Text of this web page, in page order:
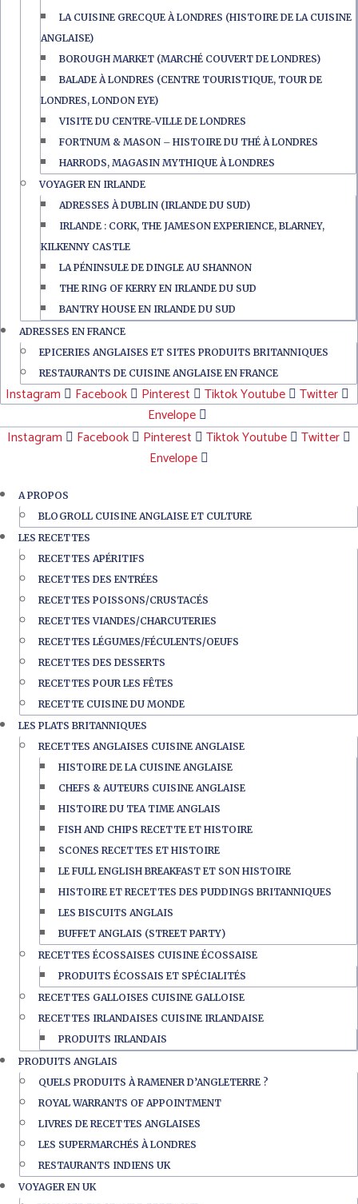
LA CUISINE GRECQUE À LONDRES (HISTOIRE DE LA CUISINE
ANGLAISE)
BOROUGH MARKET (MARCHÉ COUVERT DE LONDRES)
BALADE À LONDRES (CENTRE TOURISTIQUE, TOUR DE
LONDRES, LONDON EYE)
VISITE DU CENTRE-VILLE DE LONDRES
FORTNUM & MASON – HISTOIRE DU THÉ À LONDRES
HARRODS, MAGASIN MYTHIQUE À LONDRES
VOYAGER EN IRLANDE
ADRESSES À DUBLIN (IRLANDE DU SUD)
IRLANDE : CORK, THE JAMESON EXPERIENCE, BLARNEY,
KILKENNY CASTLE
LA PÉNINSULE DE DINGLE AU SHANNON
THE RING OF KERRY EN IRLANDE DU SUD
BANTRY HOUSE EN IRLANDE DU SUD
ADRESSES EN FRANCE
EPICERIES ANGLAISES ET SITES PRODUITS BRITANNIQUES
RESTAURANTS DE CUISINE ANGLAISE EN FRANCE
Instagram Facebook Pinterest TiktokYoutube
Twitter
Envelope
Instagram
Facebook Pinterest TiktokYoutube
Twitter
Envelope
A PROPOS
BLOGROLL CUISINE ANGLAISE ET CULTURE
LES RECETTES
RECETTES APÉRITIFS
RECETTES DES ENTRÉES
RECETTES POISSONS/CRUSTACÉS
RECETTES VIANDES/CHARCUTERIES
RECETTES LÉGUMES/FÉCULENTS/OEUFS
RECETTES DES DESSERTS
RECETTES POUR LES FÊTES
RECETTE CUISINE DU MONDE
LES PLATS BRITANNIQUES
RECETTES ANGLAISES CUISINE ANGLAISE
HISTOIRE DE LA CUISINE ANGLAISE
CHEFS & AUTEURS CUISINE ANGLAISE
HISTOIRE DU TEA TIME ANGLAIS
FISH AND CHIPS RECETTE ET HISTOIRE
SCONES RECETTES ET HISTOIRE
LE FULL ENGLISH BREAKFAST ET SON HISTOIRE
HISTOIRE ET RECETTES DES PUDDINGS BRITANNIQUES
LES BISCUITS ANGLAIS
BUFFET ANGLAIS (STREET PARTY)
RECETTES ÉCOSSAISES CUISINE ÉCOSSAISE
PRODUITS ÉCOSSAIS ET SPÉCIALITÉS
RECETTES GALLOISES CUISINE GALLOISE
RECETTES IRLANDAISES CUISINE IRLANDAISE
PRODUITS IRLANDAIS
PRODUITS ANGLAIS
QUELS PRODUITS À RAMENER D’ANGLETERRE ?
ROYAL WARRANTS OF APPOINTMENT
LIVRES DE RECETTES ANGLAISES
LES SUPERMARCHÉS À LONDRES
RESTAURANTS INDIENS UK
VOYAGER EN UK